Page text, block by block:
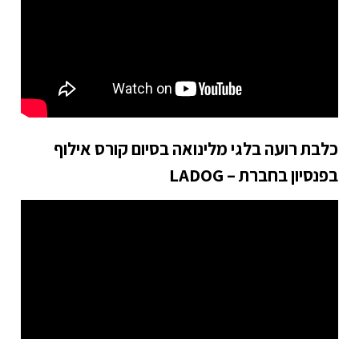
כלבת רועה בלגי מלינואה בסיום קורס אילוף
בפנסיון בחברת – LADOG